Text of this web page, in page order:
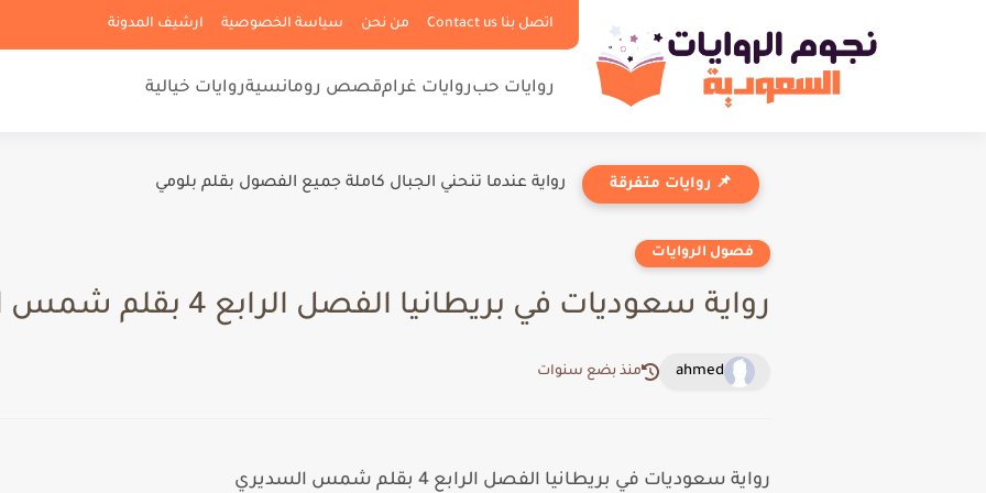
اتصل بنا Contact us من نحن سياسة الخصوصية ارشيف المدونة
روايات حبروايات غرامقصص رومانسيةروايات خيالية
📌 روايات متفرقة رواية عندما تنحني الجبال كاملة جميع الفصول بقلم بلومي
فصول الروايات
رواية سعوديات في بريطانيا الفصل الرابع 4 بقلم شمس السديري
ahmed منذ بضع سنوات
رواية سعوديات في بريطانيا الفصل الرابع 4 بقلم شمس السديري